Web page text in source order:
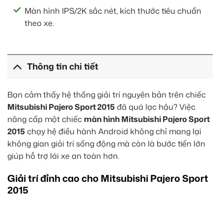
Màn hình IPS/2K sắc nét, kích thước tiêu chuẩn
theo xe.
Thông tin chi tiết
Bạn cảm thấy hệ thống giải trí nguyên bản trên chiếc
Mitsubishi Pajero Sport 2015 đã quá lạc hậu? Việc
nâng cấp một chiếc màn hình Mitsubishi Pajero Sport
2015 chạy hệ điều hành Android không chỉ mang lại
không gian giải trí sống động mà còn là bước tiến lớn
giúp hỗ trợ lái xe an toàn hơn.
Giải trí đỉnh cao cho Mitsubishi Pajero Sport
2015